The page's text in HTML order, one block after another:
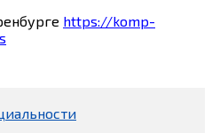
https://komp-